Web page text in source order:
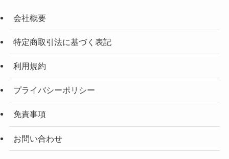
会社概要
特定商取引法に基づく表記
利用規約
プライバシーポリシー
免責事項
お問い合わせ